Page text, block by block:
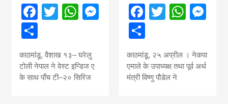
Facebook
TwitterWhatsApp
Messenger
काठमांडू, वैशाख १३– घरेलु
टोली नेपाल ने वेस्ट इन्डिज ए
के साथ पाँच टी–२० सिरिज
Facebook
Twitter
काठमांडू, २५ अप्रील । नेकपा
एमाले के उपाध्यक्ष तथा पूर्व अर्थ
मंत्री विष्णु पौडेल ने